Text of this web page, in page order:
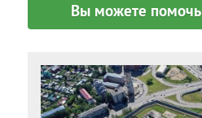
Вы можете помочь